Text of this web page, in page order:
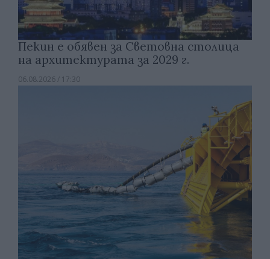
Пекин е обявен за Световна столица
на архитектурата за 2029 г.
06.08.2026 / 17:30